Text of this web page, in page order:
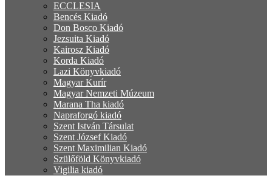
ECCLESIA
Bencés Kiadó
Don Bosco Kiadó
Jezsuita Kiadó
Kairosz Kiadó
Korda Kiadó
Lazi Könyvkiadó
Magyar Kurír
Magyar Nemzeti Múzeum
Marana Tha kiadó
Napraforgó kiadó
Szent István Társulat
Szent József Kiadó
Szent Maximilian Kiadó
Szülőföld Könyvkiadó
Vigilia kiadó